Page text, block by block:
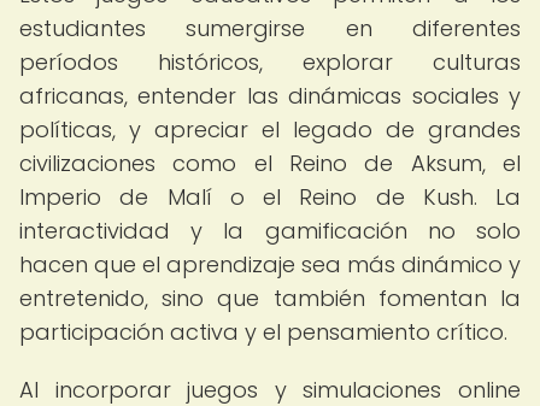
estudiantes sumergirse en diferentes
períodos históricos, explorar culturas
africanas, entender las dinámicas sociales y
políticas, y apreciar el legado de grandes
civilizaciones como el Reino de Aksum, el
Imperio de Malí o el Reino de Kush. La
interactividad y la gamificación no solo
hacen que el aprendizaje sea más dinámico y
entretenido, sino que también fomentan la
participación activa y el pensamiento crítico.
Al incorporar juegos y simulaciones online